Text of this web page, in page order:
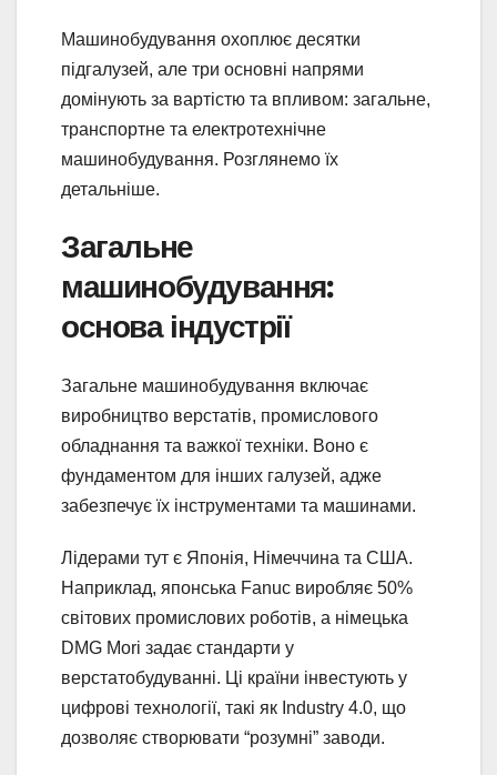
Машинобудування охоплює десятки
підгалузей, але три основні напрями
домінують за вартістю та впливом: загальне,
транспортне та електротехнічне
машинобудування. Розглянемо їх
детальніше.
Загальне
машинобудування:
основа індустрії
Загальне машинобудування включає
виробництво верстатів, промислового
обладнання та важкої техніки. Воно є
фундаментом для інших галузей, адже
забезпечує їх інструментами та машинами.
Лідерами тут є Японія, Німеччина та США.
Наприклад, японська Fanuc виробляє 50%
світових промислових роботів, а німецька
DMG Mori задає стандарти у
верстатобудуванні. Ці країни інвестують у
цифрові технології, такі як Industry 4.0, що
дозволяє створювати “розумні” заводи.